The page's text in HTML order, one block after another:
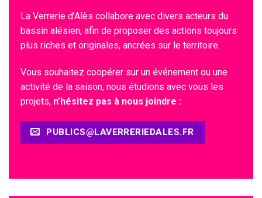
La Verrerie d’Alès collabore avec divers acteurs du
bassin alésien, afin de proposer des actions toujours
plus riches et originales, ancrées sur le territoire.
Vous souhaitez coopérer sur un événement ou une
activité de la saison, nous étudions avec vous les
projets, n’hésitez pas à nous joindre :
PUBLICS@LAVERRERIEDALES.FR